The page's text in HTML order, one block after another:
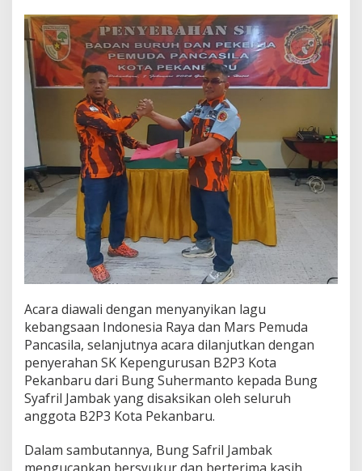
e
k
a
n
b
a
r
u
Acara diawali dengan menyanyikan lagu
kebangsaan Indonesia Raya dan Mars Pemuda
Pancasila, selanjutnya acara dilanjutkan dengan
penyerahan SK Kepengurusan B2P3 Kota
Pekanbaru dari Bung Suhermanto kepada Bung
Syafril Jambak yang disaksikan oleh seluruh
anggota B2P3 Kota Pekanbaru.
Dalam sambutannya, Bung Safril Jambak